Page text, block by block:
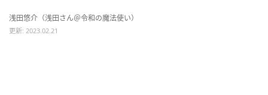
浅田悠介（浅田さん＠令和の魔法使い）
更新: 2023.02.21